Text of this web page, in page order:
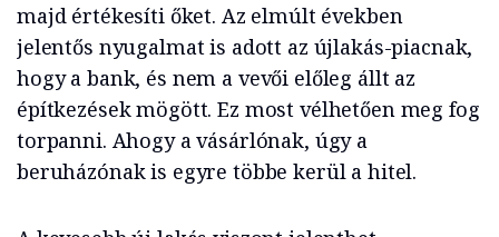
majd értékesíti őket. Az elmúlt években
jelentős nyugalmat is adott az újlakás-piacnak,
hogy a bank, és nem a vevői előleg állt az
építkezések mögött. Ez most vélhetően meg fog
torpanni. Ahogy a vásárlónak, úgy a
beruházónak is egyre többe kerül a hitel.